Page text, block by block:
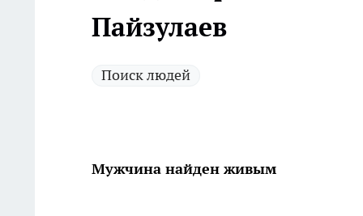
Пайзулаев
Поиск людей
Мужчина найден живым